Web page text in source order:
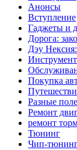
Анонсы
Вступление
Гаджеты и
Дорога:
Дэу
Покупка
Разные
Ремонт
ремонт
Тюнинг
Чип-